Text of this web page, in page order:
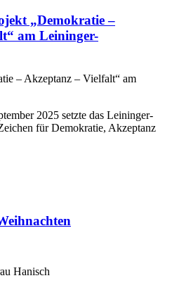
„Demokratie –
am Leininger-
2025 setzte das Leininger-
für Demokratie, Akzeptanz
Hanisch